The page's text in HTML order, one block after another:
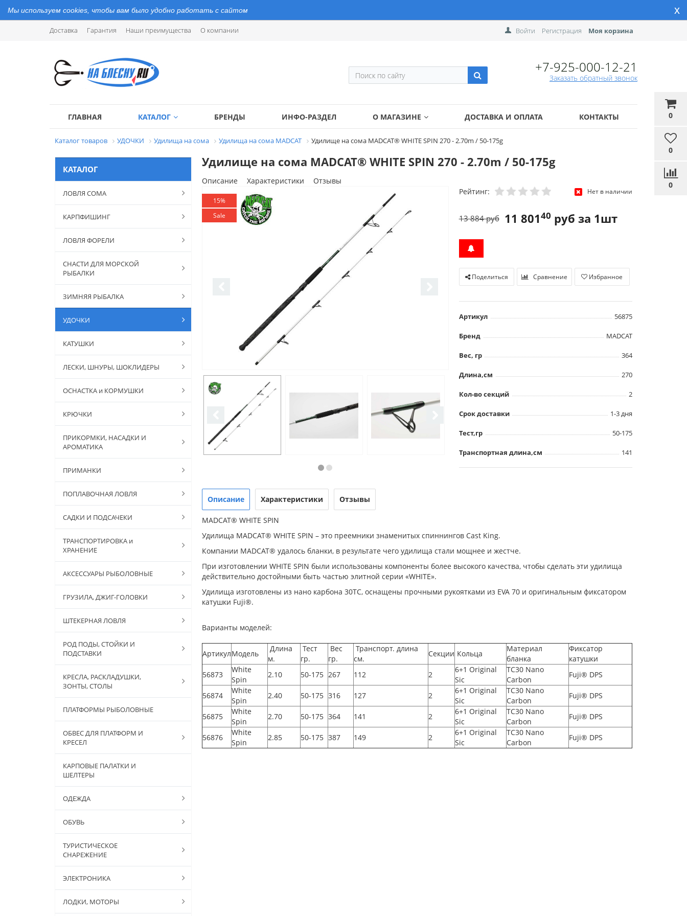
Мы используем cookies, чтобы вам было удобно работать с сайтом x
Доставка Гарантия Наши преимущества О компании
0
0
0
Войти Регистрация Моя корзина
+7-925-000-12-21
Заказать обратный звонок
ГЛАВНАЯ КАТАЛОГ БРЕНДЫ ИНФО-РАЗДЕЛ О МАГАЗИНЕ ДОСТАВКА И ОПЛАТА КОНТАКТЫ
Каталог товаров УДОЧКИ Удилища на сома Удилища на сома MADCAT Удилище на сома MADCAT® WHITE SPIN 270 - 2.70m / 50-175g
КАТАЛОГ
ЛОВЛЯ СОМА
КАРПФИШИНГ
ЛОВЛЯ ФОРЕЛИ
СНАСТИ ДЛЯ МОРСКОЙ
РЫБАЛКИ
ЗИМНЯЯ РЫБАЛКА
УДОЧКИ
КАТУШКИ
ЛЕСКИ, ШНУРЫ, ШОКЛИДЕРЫ
ОСНАСТКА и КОРМУШКИ
КРЮЧКИ
ПРИКОРМКИ, НАСАДКИ И
АРОМАТИКА
ПРИМАНКИ
ПОПЛАВОЧНАЯ ЛОВЛЯ
САДКИ И ПОДСАЧЕКИ
ТРАНСПОРТИРОВКА и
ХРАНЕНИЕ
АКСЕССУАРЫ РЫБОЛОВНЫЕ
ГРУЗИЛА, ДЖИГ-ГОЛОВКИ
ШТЕКЕРНАЯ ЛОВЛЯ
РОД ПОДЫ, СТОЙКИ И
ПОДСТАВКИ
КРЕСЛА, РАСКЛАДУШКИ,
ЗОНТЫ, СТОЛЫ
ПЛАТФОРМЫ РЫБОЛОВНЫЕ
ОБВЕС ДЛЯ ПЛАТФОРМ И
КРЕСЕЛ
КАРПОВЫЕ ПАЛАТКИ И
ШЕЛТЕРЫ
ОДЕЖДА
ОБУВЬ
ТУРИСТИЧЕСКОЕ
СНАРЕЖЕНИЕ
ЭЛЕКТРОНИКА
ЛОДКИ, МОТОРЫ
Удилище на сома MADCAT® WHITE SPIN 270 - 2.70m / 50-175g
Описание Характеристики Отзывы
15%
Sale
Рейтинг: Нет в наличии
11 80140 руб за 1шт
13 884 руб
Поделиться Сравнение Избранное
Артикул 56875
Бренд MADCAT
Вес, гр 364
Длина,см 270
Кол-во секций 2
Срок доставки 1-3 дня
Тест,гр 50-175
Транспортная длина,см 141
Описание Характеристики Отзывы
MADCAT® WHITE SPIN
Удилища MADCAT® WHITE SPIN – это преемники знаменитых спиннингов Cast King.
Компании MADCAT® удалось бланки, в результате чего удилища стали мощнее и жестче.
При изготовлении WHITE SPIN были использованы компоненты более высокого качества, чтобы сделать эти удилища
действительно достойными быть частью элитной серии «WHITE».
Удилища изготовлены из нано карбона 30TC, оснащены прочными рукоятками из EVA 70 и оригинальным фиксатором
катушки Fuji®.
Варианты моделей:
АртикулМодель
Длина
м.
Тест
гр.
Вес
гр.
Транспорт. длина
см.
Секции Кольца
Материал
бланка
Фиксатор
катушки
56873
White
Spin
2.10 50-175 267 112 2
6+1 Original
Sic
TC30 Nano
Carbon
Fuji® DPS
56874
White
Spin
2.40 50-175 316 127 2
6+1 Original
Sic
TC30 Nano
Carbon
Fuji® DPS
56875
White
Spin
2.70 50-175 364 141 2
6+1 Original
Sic
TC30 Nano
Carbon
Fuji® DPS
56876
White
Spin
2.85 50-175 387 149 2
6+1 Original
Sic
TC30 Nano
Carbon
Fuji® DPS